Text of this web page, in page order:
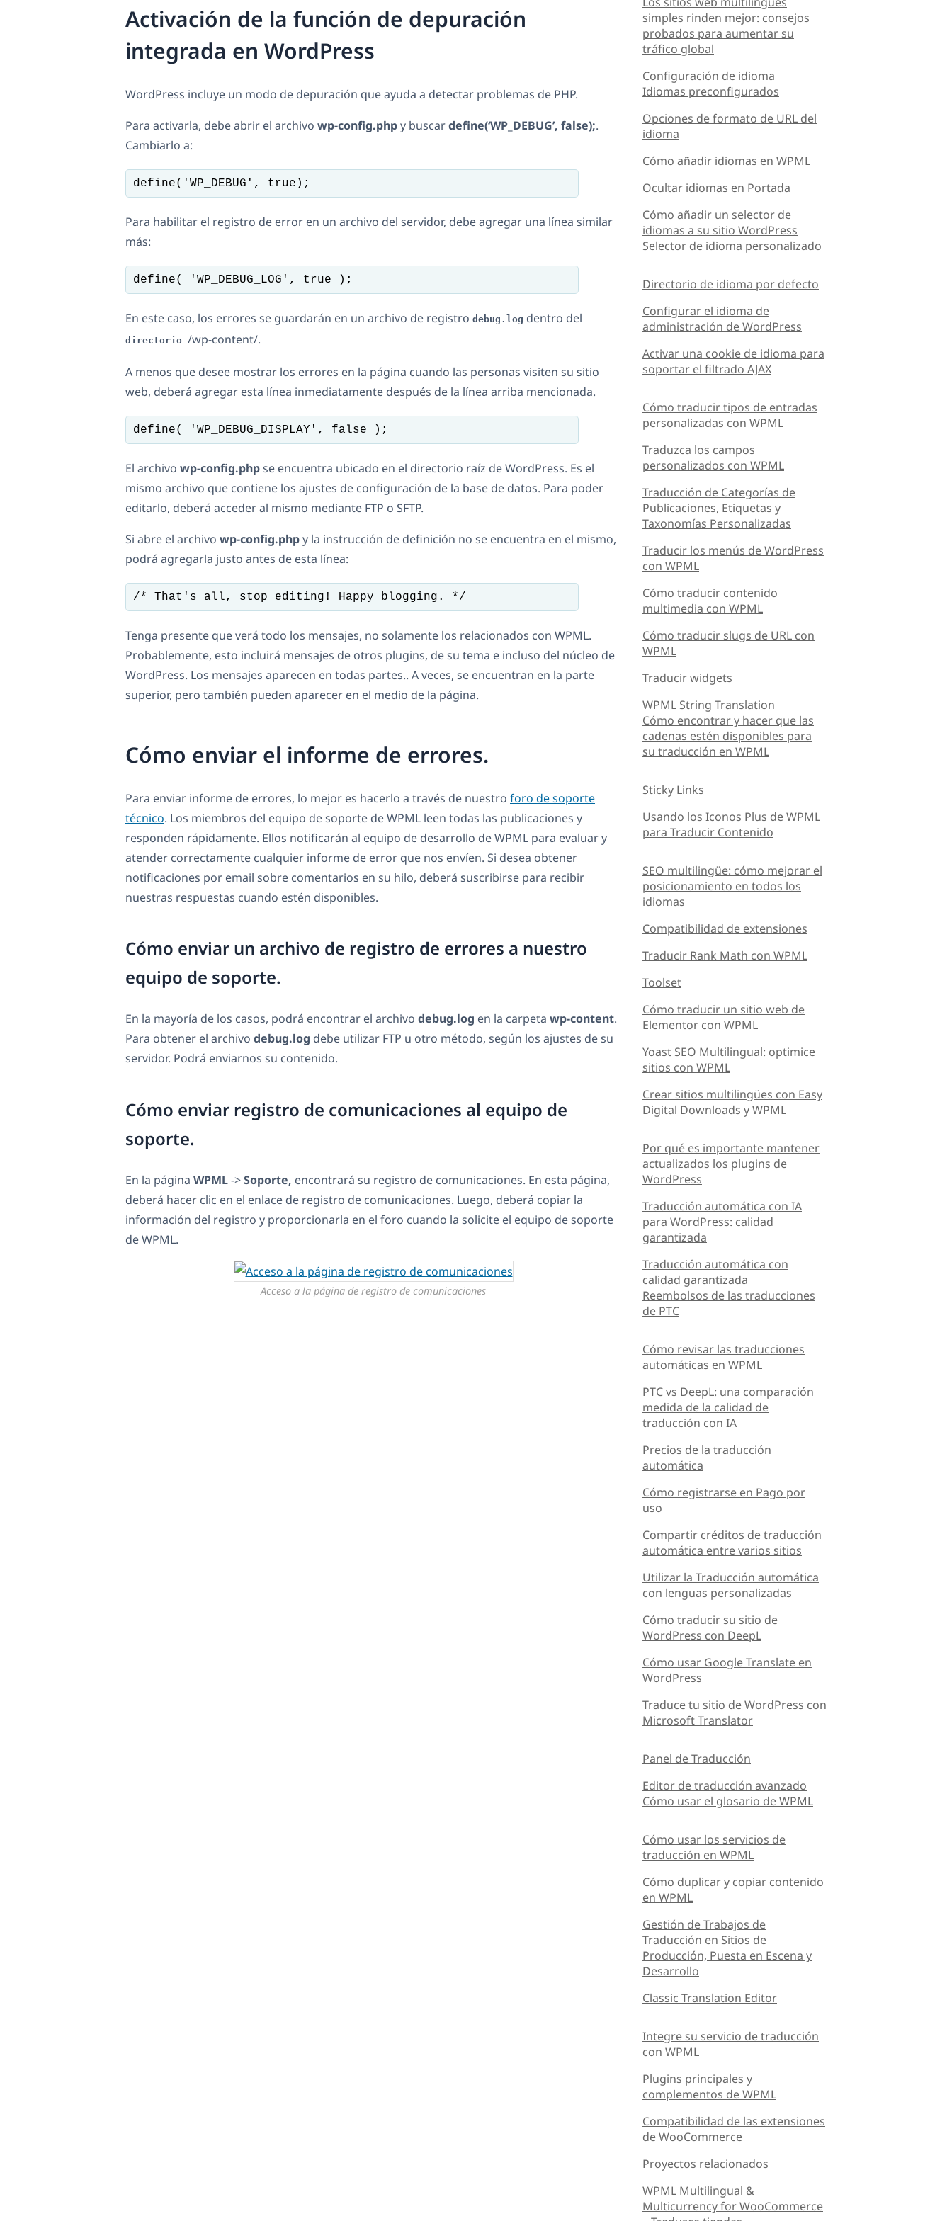
Activación de la función de depuración
integrada en WordPress
WordPress incluye un modo de depuración que ayuda a detectar problemas de PHP.
Para activarla, debe abrir el archivo wp-config.phpy buscardefine(‘WP_DEBUG’, false);.
Cambiarlo a:
define('WP_DEBUG', true);
Para habilitar el registro de error en un archivo del servidor, debe agregar una línea similar
más:
define( 'WP_DEBUG_LOG', true );
En este caso, los errores se guardarán en un archivo de registro debug.log dentro del
directorio /wp-content/.
A menos que desee mostrar los errores en la página cuando las personas visiten su sitio
web, deberá agregar esta línea inmediatamente después de la línea arriba mencionada.
define( 'WP_DEBUG_DISPLAY', false );
El archivo wp-config.phpse encuentra ubicado en el directorio raíz de WordPress. Es el
mismo archivo que contiene los ajustes de configuración de la base de datos. Para poder
editarlo, deberá acceder al mismo mediante FTP o SFTP.
Si abre el archivo wp-config.phpy la instrucción de definición no se encuentra en el mismo,
podrá agregarla justo antes de esta línea:
/* That's all, stop editing! Happy blogging. */
Tenga presente que verá todo los mensajes, no solamente los relacionados con WPML.
Probablemente, esto incluirá mensajes de otros plugins, de su tema e incluso del núcleo de
WordPress. Los mensajes aparecen en todas partes.. A veces, se encuentran en la parte
superior, pero también pueden aparecer en el medio de la página.
Cómo enviar el informe de errores.
Para enviar informe de errores, lo mejor es hacerlo a través de nuestro foro de soporte
técnico. Los miembros del equipo de soporte de WPML leen todas las publicaciones y
responden rápidamente. Ellos notificarán al equipo de desarrollo de WPML para evaluar y
atender correctamente cualquier informe de error que nos envíen. Si desea obtener
notificaciones por email sobre comentarios en su hilo, deberá suscribirse para recibir
nuestras respuestas cuando estén disponibles.
Cómo enviar un archivo de registro de errores a nuestro
equipo de soporte.
En la mayoría de los casos, podrá encontrar el archivo debug.log en la carpeta wp-content.
Para obtener el archivo debug.log debe utilizar FTP u otro método, según los ajustes de su
servidor. Podrá enviarnos su contenido.
Cómo enviar registro de comunicaciones al equipo de
soporte.
En la página WPML->Soporte, encontrará su registro de comunicaciones. En esta página,
deberá hacer clic en el enlace de registro de comunicaciones. Luego, deberá copiar la
información del registro y proporcionarla en el foro cuando la solicite el equipo de soporte
de WPML.
Acceso a la página de registro de comunicaciones
simples rinden mejor: consejos
probados para aumentar su
tráfico global
Configuración de idioma
Idiomas preconfigurados
Opciones de formato de URL del
idioma
Cómo añadir idiomas en WPML
Ocultar idiomas en Portada
Cómo añadir un selector de
idiomas a su sitio WordPress
Selector de idioma personalizado
Directorio de idioma por defecto
Configurar el idioma de
administración de WordPress
Activar una cookie de idioma para
soportar el filtrado AJAX
Cómo traducir tipos de entradas
personalizadas con WPML
Traduzca los campos
personalizados con WPML
Traducción de Categorías de
Publicaciones, Etiquetas y
Taxonomías Personalizadas
Traducir los menús de WordPress
con WPML
Cómo traducir contenido
multimedia con WPML
Cómo traducir slugs de URL con
WPML
Traducir widgets
WPML String Translation
Cómo encontrar y hacer que las
cadenas estén disponibles para
su traducción en WPML
Sticky Links
Usando los Iconos Plus de WPML
para Traducir Contenido
SEO multilingüe: cómo mejorar el
posicionamiento en todos los
idiomas
Compatibilidad de extensiones
Traducir Rank Math con WPML
Toolset
Cómo traducir un sitio web de
Elementor con WPML
Yoast SEO Multilingual: optimice
sitios con WPML
Crear sitios multilingües con Easy
Digital Downloads y WPML
Por qué es importante mantener
actualizados los plugins de
WordPress
Traducción automática con IA
para WordPress: calidad
garantizada
Traducción automática con
calidad garantizada
Reembolsos de las traducciones
de PTC
Cómo revisar las traducciones
automáticas en WPML
PTC vs DeepL: una comparación
medida de la calidad de
traducción con IA
Precios de la traducción
automática
Cómo registrarse en Pago por
uso
Compartir créditos de traducción
automática entre varios sitios
Utilizar la Traducción automática
con lenguas personalizadas
Cómo traducir su sitio de
WordPress con DeepL
Cómo usar Google Translate en
WordPress
Traduce tu sitio de WordPress con
Microsoft Translator
Panel de Traducción
Editor de traducción avanzado
Cómo usar el glosario de WPML
Cómo usar los servicios de
traducción en WPML
Cómo duplicar y copiar contenido
en WPML
Gestión de Trabajos de
Traducción en Sitios de
Producción, Puesta en Escena y
Desarrollo
Classic Translation Editor
Integre su servicio de traducción
con WPML
Plugins principales y
complementos de WPML
Compatibilidad de las extensiones
de WooCommerce
Proyectos relacionados
WPML Multilingual &
Multicurrency for WooCommerce